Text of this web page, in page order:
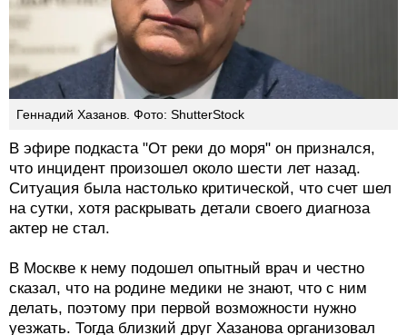
Геннадий Хазанов. Фото: ShutterStock
В эфире подкаста "От реки до моря" он признался,
что инцидент произошел около шести лет назад.
Ситуация была настолько критической, что счет шел
на сутки, хотя раскрывать детали своего диагноза
актер не стал.
В Москве к нему подошел опытный врач и честно
сказал, что на родине медики не знают, что с ним
делать, поэтому при первой возможности нужно
уезжать. Тогда близкий друг Хазанова организовал